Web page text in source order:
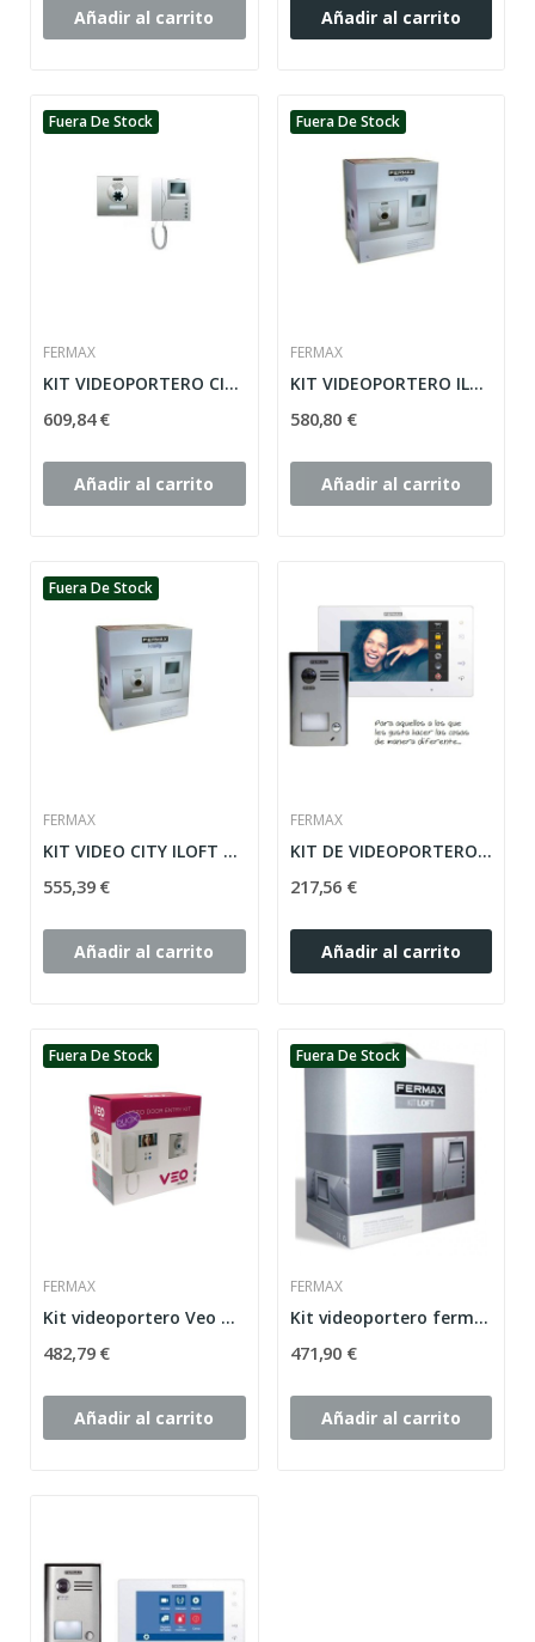
Añadir al carrito Añadir al carrito
Fuera De Stock
FERMAX
KIT VIDEOPORTERO CITY BUS 2 FERMAX 1 LINEA, COLOR
609,84 €
Añadir al carrito
Fuera De Stock
FERMAX
KIT VIDEOPORTERO ILOFT SUP. VDS FERMAX 1 LINEA,...
580,80 €
Añadir al carrito
Fuera De Stock
FERMAX
KIT VIDEO CITY ILOFT VDS FERMAX 1 LINEA, COLOR
555,39 €
Añadir al carrito
FERMAX
KIT DE VIDEOPORTERO WAY DE 2 HILOS CON MONITOR...
217,56 €
Añadir al carrito
Fuera De Stock
FERMAX
Kit videoportero Veo Duox 1/L FERMAX 9421
482,79 €
Añadir al carrito
Fuera De Stock
FERMAX
Kit videoportero fermax blanco y negro Loft 3340
471,90 €
Añadir al carrito